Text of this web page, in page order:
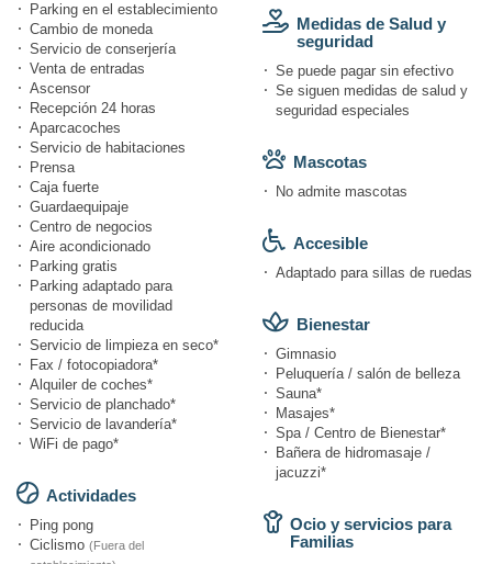
Parking en el establecimiento
Cambio de moneda
Servicio de conserjería
Venta de entradas
Ascensor
Recepción 24 horas
Aparcacoches
Servicio de habitaciones
Prensa
Caja fuerte
Guardaequipaje
Centro de negocios
Aire acondicionado
Parking gratis
Parking adaptado para
personas de movilidad
reducida
Servicio de limpieza en seco*
Fax / fotocopiadora*
Alquiler de coches*
Servicio de planchado*
Servicio de lavandería*
WiFi de pago*
Actividades
Ping pong
Ciclismo (Fuera del
Medidas de Salud y
seguridad
Se puede pagar sin efectivo
Se siguen medidas de salud y
seguridad especiales
Mascotas
No admite mascotas
Accesible
Adaptado para sillas de ruedas
Bienestar
Gimnasio
Peluquería / salón de belleza
Sauna*
Masajes*
Spa / Centro de Bienestar*
Bañera de hidromasaje /
jacuzzi*
Ocio y servicios para
Familias